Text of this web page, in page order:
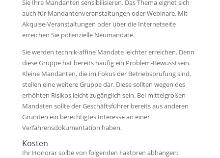
Sie Ihre Mandanten sensibilisieren. Das Thema eignet sich
auch für Mandantenveranstaltungen oder Webinare. Mit
Akquise-Veranstaltungen oder über die Internetseite
erreichen Sie potenzielle Neumandate.
Sie werden technik-affine Mandate leichter erreichen. Denn
diese Gruppe hat bereits häufig ein Problem-Bewusstsein.
Kleine Mandanten, die im Fokus der Betriebsprüfung sind,
stellen eine weitere Gruppe dar. Diese sollten wegen des
erhöhten Risikos leicht zugänglich sein. Bei mittelgroßen
Mandaten sollte der Geschäftsführer bereits aus anderen
Gründen ein berechtigtes Interesse an einer
Verfahrensdokumentation haben.
Kosten
Ihr Honorar sollte von folgenden Faktoren abhängen: